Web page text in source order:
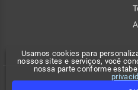
Usamos cookies para
nossos sites e serviços, você
nossa parte conforme